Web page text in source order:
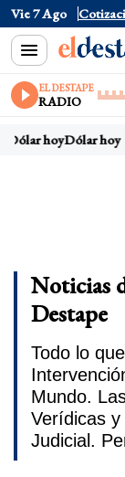
Vie 7 Ago
Dólar Oficial
EL DESTAPE
RADIO
Dólar hoyDólar hoy
Noticias
Destape
Todo lo
Mundo.
Verídicas
Judicial.